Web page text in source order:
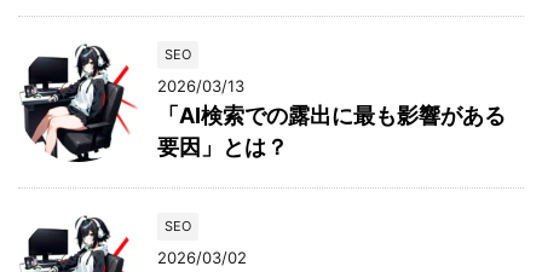
SEO
2026/03/13
「AI検索での露出に最も影響がある
要因」とは？
SEO
2026/03/02